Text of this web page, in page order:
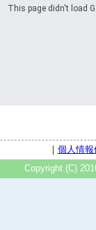
This page didn't load
｜ 個人情
Copyright (C)